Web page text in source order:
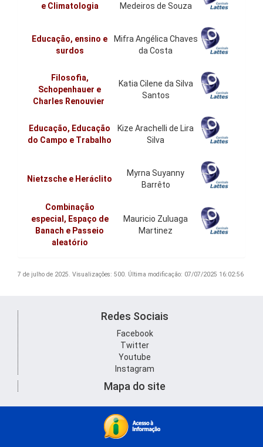
e Climatologia
Medeiros de Souza
Educação, ensino e
surdos
Mifra Angélica Chaves
da Costa
Filosofia,
Schopenhauer e
Charles Renouvier
Katia Cilene da Silva
Santos
Educação, Educação
do Campo e Trabalho
Kize Arachelli de Lira
Silva
Nietzsche e Heráclito
Myrna Suyanny
Barrêto
Combinação
especial, Espaço de
Banach e Passeio
aleatório
Mauricio Zuluaga
Martinez
7 de julho de 2025. Visualizações: 500. Última modificação: 07/07/2025 16:02:56
Redes Sociais
Facebook
Twitter
Youtube
Instagram
Mapa do site